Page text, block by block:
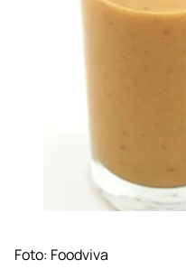
Foto: Foodviva